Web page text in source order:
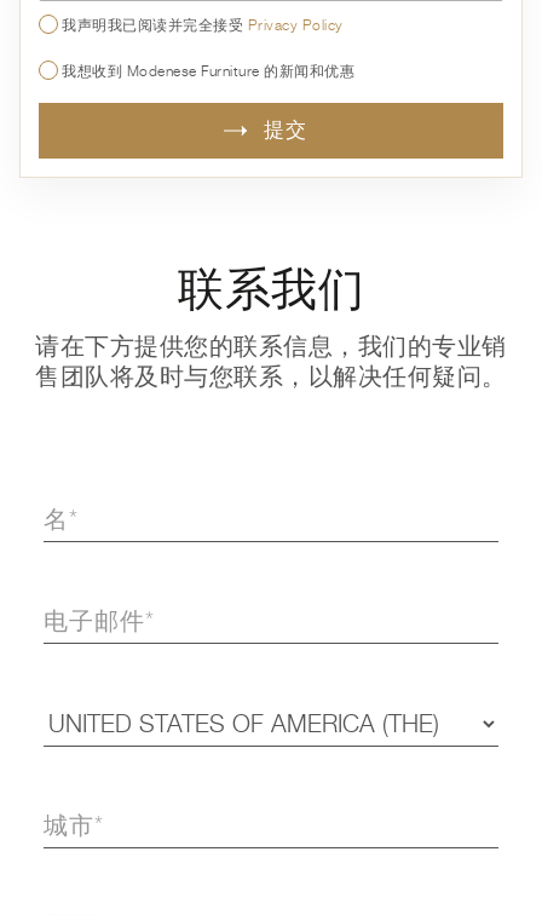
我声明我已阅读并完全接受 Privacy Policy
我想收到 Modenese Furniture 的新闻和优惠
提交
联系我们
请在下方提供您的联系信息，我们的专业销
售团队将及时与您联系，以解决任何疑问。